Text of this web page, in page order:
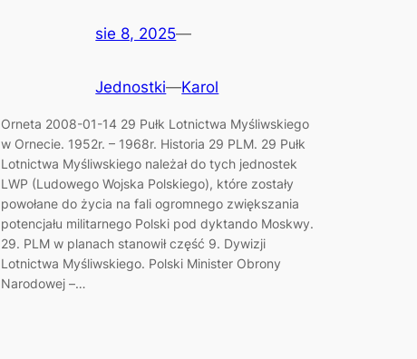
sie 8, 2025—
Jednostki—Karol
Orneta 2008-01-14 29 Pułk Lotnictwa Myśliwskiego
w Ornecie. 1952r. – 1968r. Historia 29 PLM. 29 Pułk
Lotnictwa Myśliwskiego należał do tych jednostek
LWP (Ludowego Wojska Polskiego), które zostały
powołane do życia na fali ogromnego zwiększania
potencjału militarnego Polski pod dyktando Moskwy.
29. PLM w planach stanowił część 9. Dywizji
Lotnictwa Myśliwskiego. Polski Minister Obrony
Narodowej –…